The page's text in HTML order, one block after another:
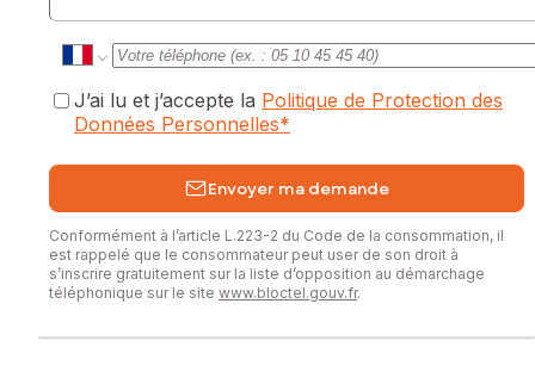
J’ai lu et j’accepte la Politique de Protection des
Données Personnelles*
Envoyer ma demande
Conformément à l’article L.223-2 du Code de la consommation, il
est rappelé que le consommateur peut user de son droit à
s’inscrire gratuitement sur la liste d’opposition au démarchage
téléphonique sur le site www.bloctel.gouv.fr.